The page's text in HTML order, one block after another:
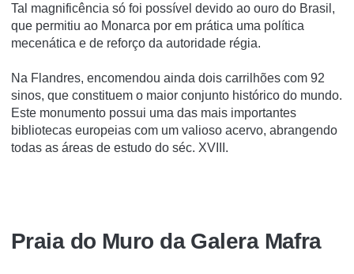
Tal magnificência só foi possível devido ao ouro do Brasil,
que permitiu ao Monarca por em prática uma política
mecenática e de reforço da autoridade régia.
Na Flandres, encomendou ainda dois carrilhões com 92
sinos, que constituem o maior conjunto histórico do mundo.
Este monumento possui uma das mais importantes
bibliotecas europeias com um valioso acervo, abrangendo
todas as áreas de estudo do séc. XVIII.
Praia do Muro da Galera Mafra